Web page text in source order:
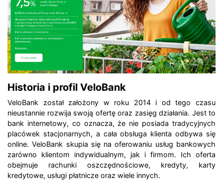
Historia i profil VeloBank
VeloBank został założony w roku 2014 i od tego czasu
nieustannie rozwija swoją ofertę oraz zasięg działania. Jest to
bank internetowy, co oznacza, że nie posiada tradycyjnych
placówek stacjonarnych, a cała obsługa klienta odbywa się
online. VeloBank skupia się na oferowaniu usług bankowych
zarówno klientom indywidualnym, jak i firmom. Ich oferta
obejmuje rachunki oszczędnościowe, kredyty, karty
kredytowe, usługi płatnicze oraz wiele innych.